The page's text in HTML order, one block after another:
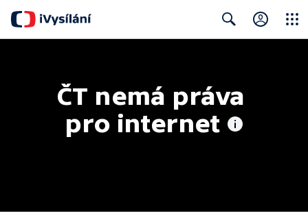
ČT nemá práva
pro internet